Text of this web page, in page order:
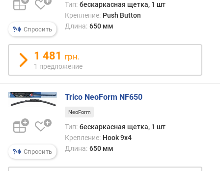
Спросить
Тип: бескаркасная щетка, 1 шт
Крепление: Push Button
Длина: 650 мм
1 481 грн.
1 предложение
Спросить
Trico NeoForm NF650
NeoForm
Тип: бескаркасная щетка, 1 шт
Крепление: Hook 9x4
Длина: 650 мм